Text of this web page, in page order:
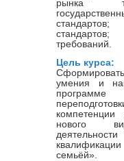
рынка
требований.
Цель курса:
умения и
нового
семьёй».